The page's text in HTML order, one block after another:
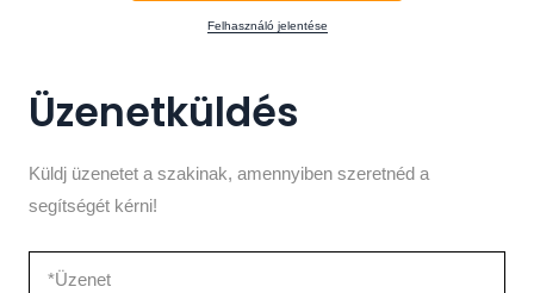
Felhasználó jelentése
Üzenetküldés
Küldj üzenetet a szakinak, amennyiben szeretnéd a
segítségét kérni!